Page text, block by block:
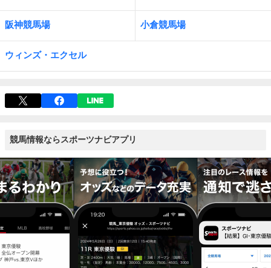
阪神競馬場 小倉競馬場
ウィンズ・エクセル
競馬情報ならスポーツナビアプリ